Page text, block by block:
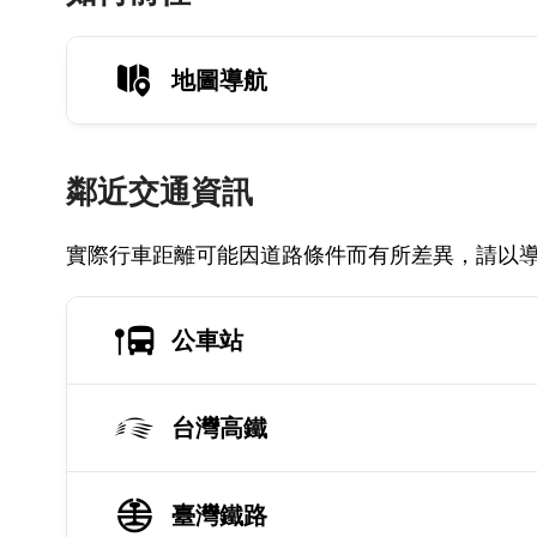
地圖導航
鄰近交通資訊
實際行車距離可能因道路條件而有所差異，請以
公車站
台灣高鐵
臺灣鐵路